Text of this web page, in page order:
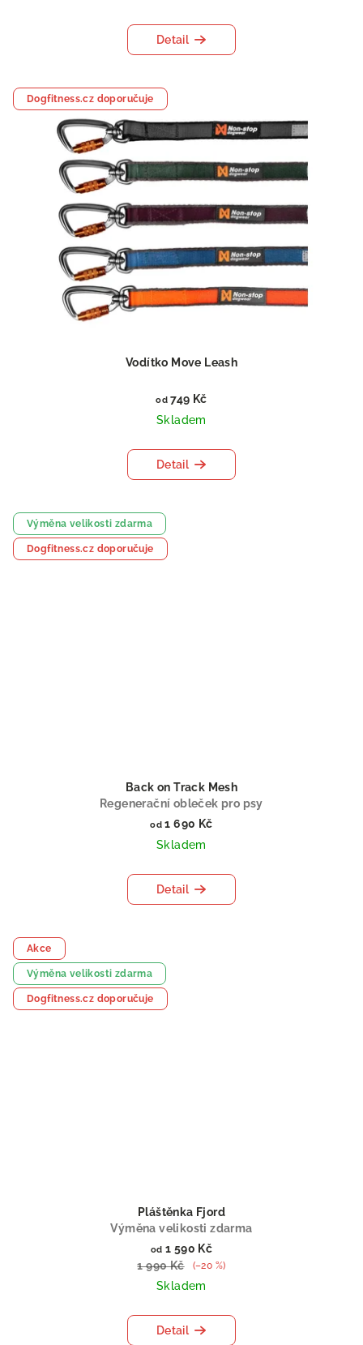
Detail
Dogfitness.cz doporučuje
Vodítko Move Leash
od 749 Kč
Skladem
Detail
Výměna velikosti zdarma
Dogfitness.cz doporučuje
Back on Track Mesh
Regenerační obleček pro psy
od 1 690 Kč
Skladem
Detail
Akce
Výměna velikosti zdarma
Dogfitness.cz doporučuje
Pláštěnka Fjord
Výměna velikosti zdarma
od 1 590 Kč
1 990 Kč
(–20 %)
Skladem
Detail